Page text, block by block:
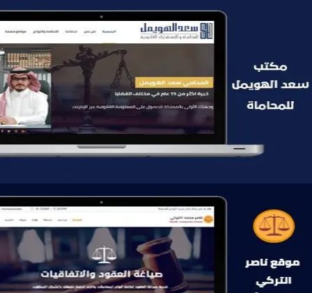
موقع سعد الهويمل للمحاماة
التفاصيل
موقع ناصر التركي للمحاماة